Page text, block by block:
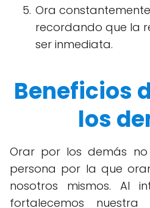
Ora
recordando que la
ser inmediata.
Beneficios
los
Orar por los demás
persona por la que
nosotros mismos. Al
fortalecemos